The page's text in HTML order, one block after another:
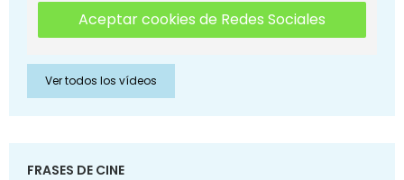
Aceptar cookies de Redes Sociales
Ver todos los vídeos
FRASES DE CINE